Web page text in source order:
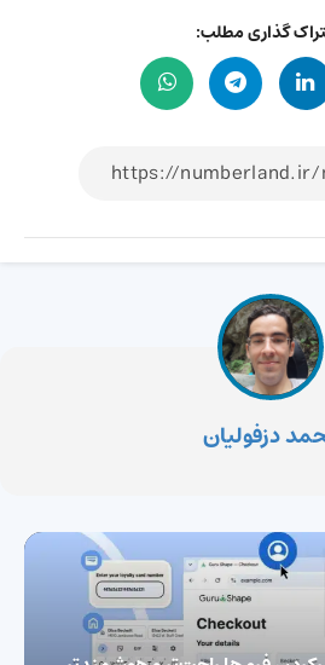
گذاری مطلب:
دزفولیان